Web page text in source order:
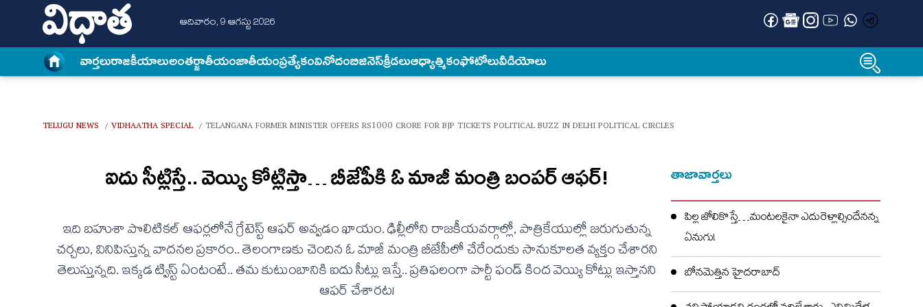
ఆదివారం, 9 ఆగస్టు 2026
వార్త‌లురాజకీయాలుఅంత‌ర్జాతీయంజాతీయంప్రత్యేకంవినోదంబిజినెస్క్రీడలుఆధ్యాత్మికంఫోటోలువీడియోలు
TELUGU NEWS / VIDHAATHA SPECIAL / TELANGANA FORMER MINISTER OFFERS RS1000 CRORE FOR BJP TICKETS POLITICAL BUZZ IN DELHI POLITICAL CIRCLES
ఐదు సీట్లిస్తే.. వెయ్యి కోట్లిస్తా… బీజేపీకి ఓ మాజీ మంత్రి బంపర్ ఆఫర్!
ఇది బహుశా పొలిటికల్‌ ఆఫర్లలోనే గ్రేటెస్ట్‌ ఆఫర్‌ అవ్వడం ఖాయం. ఢిల్లీలోని రాజకీయవర్గాల్లో, పాత్రికేయుల్లో జరుగుతున్న
చర్చలు, వినిపిస్తున్న వాదనల ప్రకారం.. తెలంగాణకు చెందిన ఓ మాజీ మంత్రి బీజేపీలో చేరేందుకు సానుకూలత వ్యక్తం చేశారని
తెలుస్తున్నది. ఇక్కడ ట్విస్ట్‌ ఏంటంటే.. తమ కుటుంబానికి ఐదు సీట్లు ఇస్తే.. ప్రతిఫలంగా పార్టీ ఫండ్‌ కింద వెయ్యి కోట్లు ఇస్తానని
ఆఫర్‌ చేశారట!
తాజావార్తలు
పిల్ల జోలికొస్తే…మంటలకైనా ఎదురెళ్లాల్సిందేనన్న
ఏనుగు!
బోనమెత్తిన హైదరాబాద్